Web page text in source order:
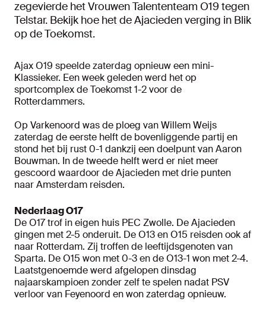
zegevierde het Vrouwen Talententeam O19 tegen
Telstar. Bekijk hoe het de Ajacieden verging in Blik
op de Toekomst.
Ajax O19 speelde zaterdag opnieuw een mini-
Klassieker. Een week geleden werd het op
sportcomplex de Toekomst 1-2 voor de
Rotterdammers.
Op Varkenoord was de ploeg van Willem Weijs
zaterdag de eerste helft de bovenliggende partij en
stond het bij rust 0-1 dankzij een doelpunt van Aaron
Bouwman. In de tweede helft werd er niet meer
gescoord waardoor de Ajacieden met drie punten
naar Amsterdam reisden.
Nederlaag O17
De O17 trof in eigen huis PEC Zwolle. De Ajacieden
gingen met 2-5 onderuit. De O13 en O15 reisden ook af
naar Rotterdam. Zij troffen de leeftijdsgenoten van
Sparta. De O15 won met 0-3 en de O13-1 won met 2-4.
Laatstgenoemde werd afgelopen dinsdag
najaarskampioen zonder zelf te spelen nadat PSV
verloor van Feyenoord en won zaterdag opnieuw.